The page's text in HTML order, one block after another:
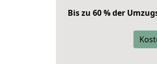
Bis zu 60 % der